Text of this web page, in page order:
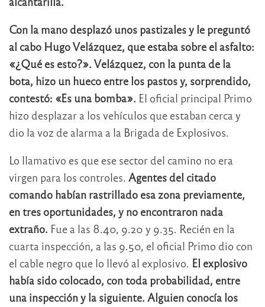
Con la mano desplazó unos pastizales y le preguntó
al cabo Hugo Velázquez, que estaba sobre el asfalto:
«¿Qué es esto?». Velázquez, con la punta de la
bota, hizo un hueco entre los pastos y, sorprendido,
contestó: «Es una bomba». El oficial principal Primo
hizo desplazar a los vehículos que estaban cerca y
dio la voz de alarma a la Brigada de Explosivos.
Lo llamativo es que ese sector del camino no era
virgen para los controles. Agentes del citado
comando habían rastrillado esa zona previamente,
en tres oportunidades, y no encontraron nada
extraño. Fue a las 8.40, 9.20 y 9.35. Recién en la
cuarta inspección, a las 9.50, el oficial Primo dio con
el cable negro que lo llevó al explosivo. El explosivo
había sido colocado, con toda probabilidad, entre
una inspección y la siguiente. Alguien conocía los